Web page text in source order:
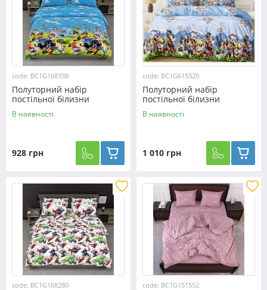
code: BC1G168338
Полуторний набір
постільної білизни
150*220 із Бязі "Gold"
№168338 Черешенька™
В наявності
928 грн
code: BC1G615320
Полуторний набір
постільної білизни
150*220 із Бязі "Gold"
№615320 Черешенька™
В наявності
1 010 грн
code: BC1G168280 code: BC1G151552